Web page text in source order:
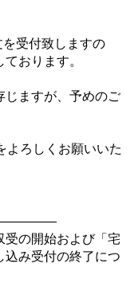
受付致しますの
おります。
じますが、予めのご
よろしくお願いいた
受の開始および「宅
込み受付の終了につ